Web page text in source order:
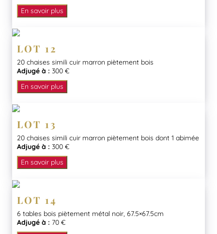
En savoir plus
LOT 12
20 chaises simili cuir marron piètement bois
Adjugé à : 300 €
En savoir plus
LOT 13
20 chaises simili cuir marron piètement bois dont 1 abimée
Adjugé à : 300 €
En savoir plus
LOT 14
6 tables bois piètement métal noir, 67.5×67.5cm
Adjugé à : 70 €